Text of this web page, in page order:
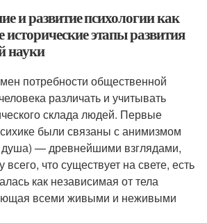
и развитие психологии как
этапы развития
науки
потребности общественной
различать и учитывать
склада людей. Первые
были связаны с анимизмом
— древнейшими взглядами,
что существует на свете, есть
как независимая от тела
всеми живыми и неживыми